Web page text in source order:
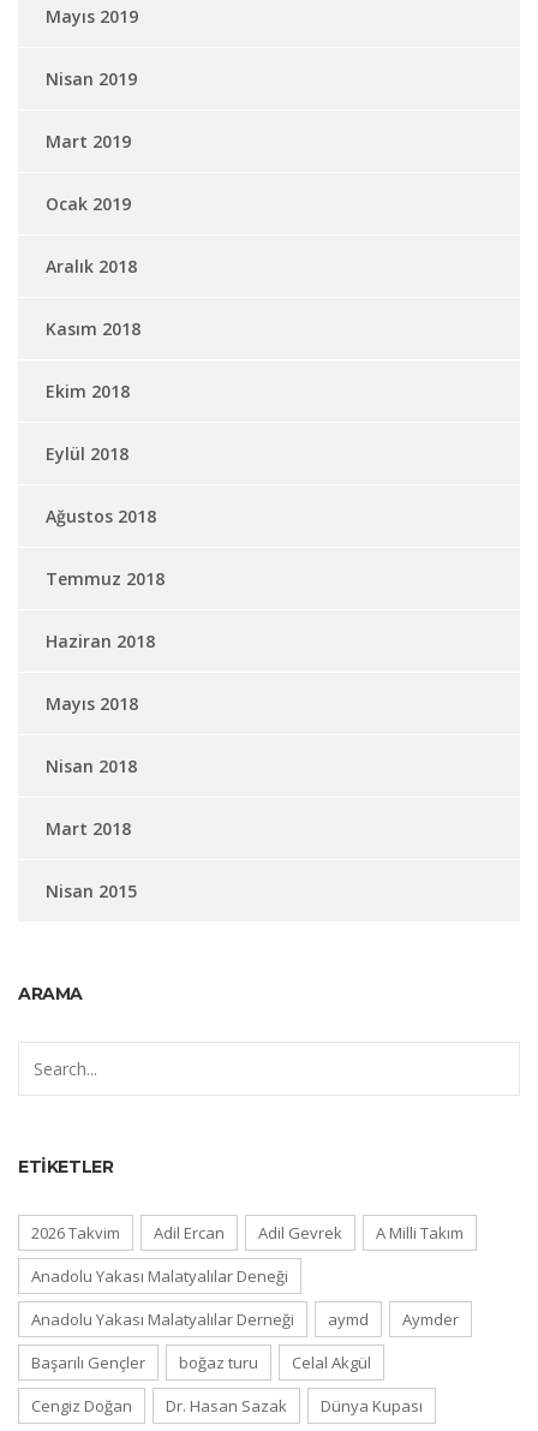
Mayıs 2019
Nisan 2019
Mart 2019
Ocak 2019
Aralık 2018
Kasım 2018
Ekim 2018
Eylül 2018
Ağustos 2018
Temmuz 2018
Haziran 2018
Mayıs 2018
Nisan 2018
Mart 2018
Nisan 2015
ARAMA
ETIKETLER
2026 Takvim Adil Ercan Adil Gevrek
A Milli Takım
Anadolu Yakası Malatyalılar Deneği
Anadolu Yakası Malatyalılar Derneği
aymd
Aymder
Başarılı Gençler
boğaz turu
Celal Akgül
Cengiz Doğan
Dr. Hasan Sazak
Dünya Kupası